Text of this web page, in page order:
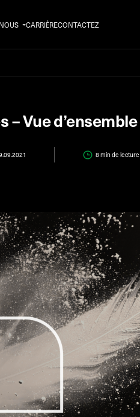
CARRIÈRECONTACTEZ
– Vue d’ensemble
8 minde lecture